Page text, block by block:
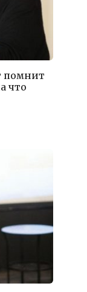
помнит
что